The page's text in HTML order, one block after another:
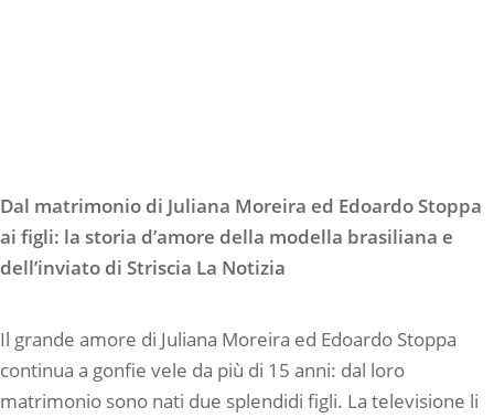
Dal matrimonio di Juliana Moreira ed Edoardo Stoppa
ai figli: la storia d’amore della modella brasiliana e
dell’inviato di Striscia La Notizia
Il grande amore di Juliana Moreira ed Edoardo Stoppa
continua a gonfie vele da più di 15 anni: dal loro
matrimonio sono nati due splendidi figli. La televisione li